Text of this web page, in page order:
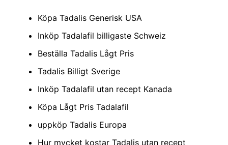
Köpa Tadalis Generisk USA
Inköp Tadalafil billigaste Schweiz
Beställa Tadalis Lågt Pris
Tadalis Billigt Sverige
Inköp Tadalafil utan recept Kanada
Köpa Lågt Pris Tadalafil
uppköp Tadalis Europa
Hur mycket kostar Tadalis utan recept